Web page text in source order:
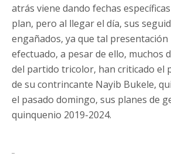
atrás viene dando fechas
plan, pero al llegar el día, sus
engañados, ya que tal presentación
efectuado, a pesar de ello, muchos
del partido tricolor, han criticado el
de su contrincante Nayib Bukele,
el pasado domingo, sus planes de
quinquenio 2019-2024.